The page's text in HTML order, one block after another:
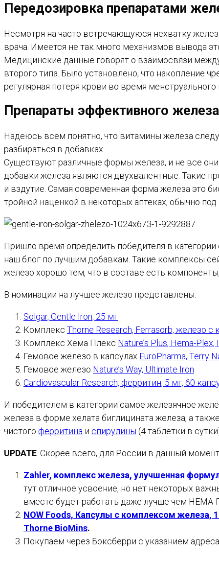
Передозировка препаратами
Несмотря на часто встречающуюся нехватку
врача. Имеется не так много механизмов вывода
Медицинские данные говорят о взаимосвязи
второго типа. Было установлено, что накопление
регулярная потеря крови во время
Препараты эффективного железа
Надеюсь всем понятно, что витамины железа
разбираться в добавках.
Существуют различные формы железа, и не все
добавки железа являются двухвалентные. Такие
и вздутие. Самая современная форма железа это
тройной наценкой в некоторых аптеках, обычно
Пришло время определить победителя в
наш блог по лучшим добавкам. Такие комплексы
железо хорошо тем, что в составе есть
В номинации на лучшее железо представлены:
Solgar, Gentle Iron, 25 мг
Комплекс Thorne Research, Ferrasorb, железо с
Комплекс Хема Плекс Nature’s Plus, Hema-Plex,
Гемовое железо в капсулах EuroPharma, Terry
Гемовое железо Nature’s Way, Ultimate Iron
Cardiovascular Research, ферритин, 5 мг, 60
И победителем в категории самое железячное
железа в форме хелата биглицината железа, а
чистого ферритина и спирулины (4 таблетки в
UPDATE . Скорее всего, для России в данный
Zahler, комплекс железа, улучшенная
тут отличное усвоение, но нет некоторых
вместе будет работать даже лучше чем
NOW Foods, Капсулы с комплексом железа,
Thorne BioMins.
Покупаем через Боксберри с указанием